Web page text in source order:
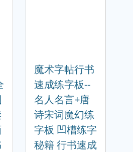
魔术字帖行书
速成练字板--
名人名言+唐
诗宋词魔幻练
字板 凹槽练字
秘籍 行书速成